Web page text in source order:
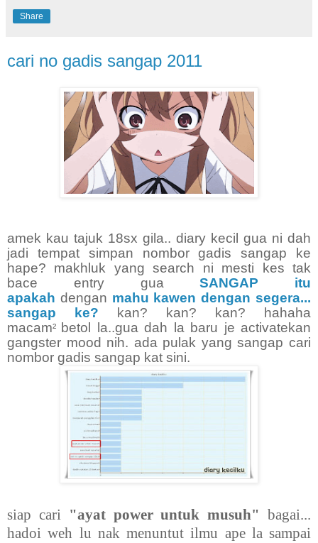
Share
cari no gadis sangap 2011
amek kau tajuk 18sx gila.. diary kecil gua ni dah
jadi tempat simpan nombor gadis sangap ke
hape? makhluk yang search ni mesti kes tak
bace entry gua
SANGAP itu
apakah dengan mahu kawen dengan segera...
sangap ke?
kan? kan? kan? hahaha
macam² betol la..gua dah la baru je activatekan
gangster mood nih. ada pulak yang sangap cari
nombor gadis sangap kat sini.
siap cari "ayat power untuk musuh" bagai...
hadoi weh lu nak menuntut ilmu ape la sampai